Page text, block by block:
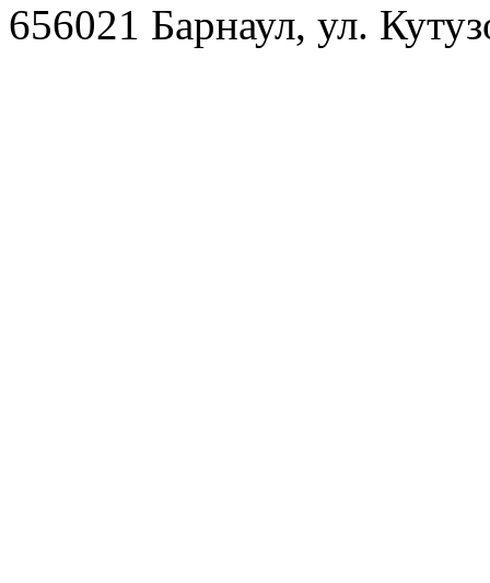
656021 Барнаул, ул.